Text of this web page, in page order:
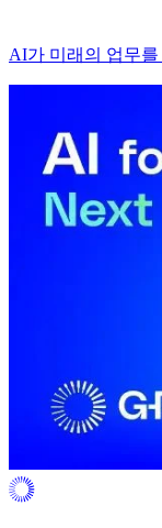
AI가 미래의 업무